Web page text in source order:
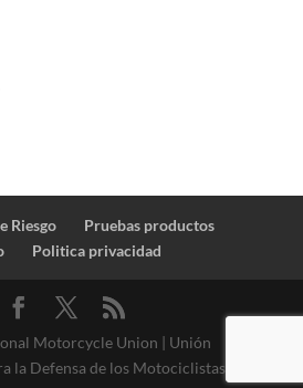
Riesgo
Pruebas productos
Politica privacidad
Motorcycle Union | Unión
la Defensa de los Motociclistas